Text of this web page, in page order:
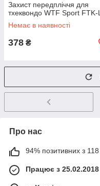
Захист передпліччя для
тхеквондо WTF Sport FTK-L
Немає в наявності
378 ₴
Про нас
94% позитивних з 118
Працює з 25.02.2018